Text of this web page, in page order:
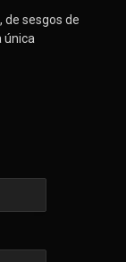
de sesgos de
única